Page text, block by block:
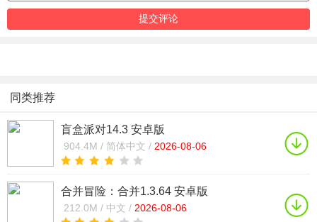
同类推荐
盲盒派对14.3 安卓版
904.4M / 简体中文 / 2026-08-06
合并冒险：合并1.3.64 安卓版
212.0M / 中文 / 2026-08-06